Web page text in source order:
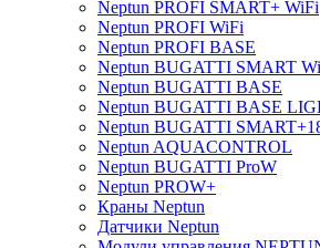
Neptun PROFI SMART+ WiFi
Neptun PROFI WiFi
Neptun PROFI BASE
Neptun BUGATTI SMART
Neptun BUGATTI BASE
Neptun BUGATTI BASE
Neptun BUGATTI
Neptun AQUACONTROL
Neptun BUGATTI ProW
Neptun PROW+
Краны Neptun
Датчики Neptun